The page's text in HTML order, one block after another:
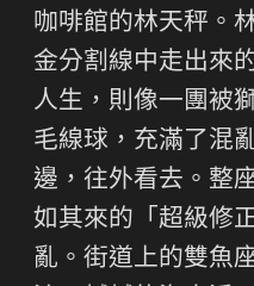
咖啡館的林天秤。
金分割線中走出來
人生，則像一團被
毛線球，充滿了混
邊，往外看去。整
如其來的「超級修
亂。街道上的雙魚